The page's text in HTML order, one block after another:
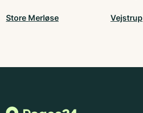
Store Merløse Vejstrup